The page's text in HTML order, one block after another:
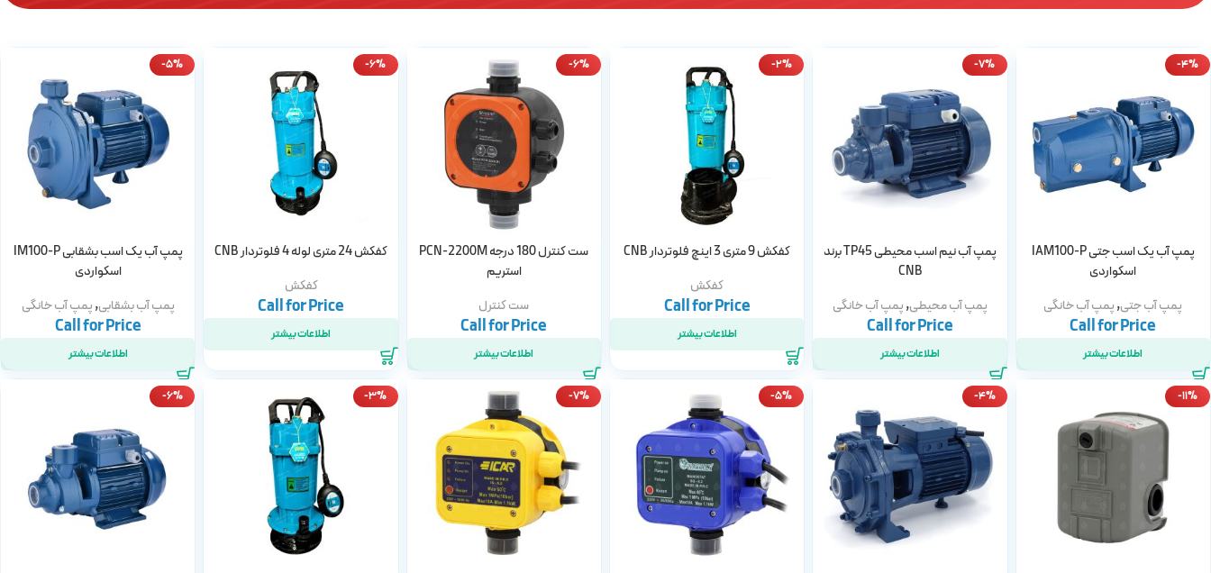
-4%
پمپ آب یک اسب جتی IAM100-P
اسکواردی
پمپ آب جتی,پمپ آب خانگی
اطلاعات بیشتر
-7%
پمپ آب نیم اسب محیطی TP45 برند
CNB
پمپ آب محیطی,پمپ آب خانگی
اطلاعات بیشتر
-2%
کفکش 9 متری 3 اینچ فلوتردار CNB
کفکش
اطلاعات بیشتر
-6%
ست کنترل 180 درجه PCN-2200M
استریم
ست کنترل
اطلاعات بیشتر
-6%
کفکش 24 متری لوله 4 فلوتردار CNB
کفکش
اطلاعات بیشتر
-5%
پمپ آب یک اسب بشقابی IM100-P
اسکواردی
پمپ آب بشقابی,پمپ آب خانگی
اطلاعات بیشتر
-11%
-4%
-5%
-7%
-3%
-6%